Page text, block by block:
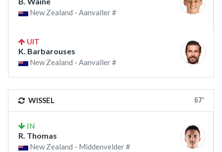
New Zealand - Aanvaller #
UIT
K. Barbarouses
New Zealand - Aanvaller #
WISSEL 67'
IN
R. Thomas
New Zealand - Middenvelder #